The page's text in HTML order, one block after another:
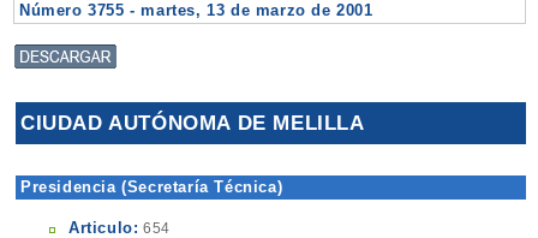
Número 3755 - martes, 13 de marzo de 2001
CIUDAD AUTÓNOMA DE MELILLA
Presidencia (Secretaría Técnica)
Articulo: 654